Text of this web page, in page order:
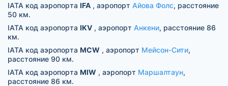
IATA код аэропорта IFA , аэропорт Айова Фолс, расстояние
50 км.
IATA код аэропорта IKV , аэропорт Анкени, расстояние 86
км.
IATA код аэропорта MCW , аэропорт Мейсон-Сити,
расстояние 90 км.
IATA код аэропорта MIW , аэропорт Маршалтаун,
расстояние 86 км.